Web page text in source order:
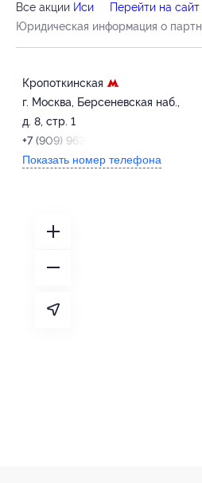
Все акции Иси
Перейти на
Юридическая информация о
Кропоткинская
г. Москва, Берсеневская наб.,
д. 8, стр. 1
+7 (909) 963-94-78
Показать номер телефона